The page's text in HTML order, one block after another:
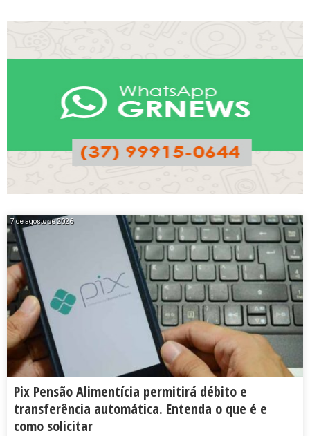
7 de agosto de 2026
Pix Pensão Alimentícia permitirá débito e
transferência automática. Entenda o que é e
como solicitar